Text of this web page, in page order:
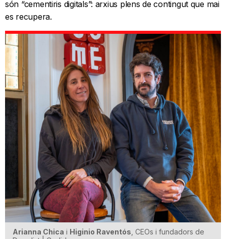
són “cementiris digitals”: arxius plens de contingut que mai
es recupera.
Arianna Chica i Higinio Raventós , CEOs i fundadors de